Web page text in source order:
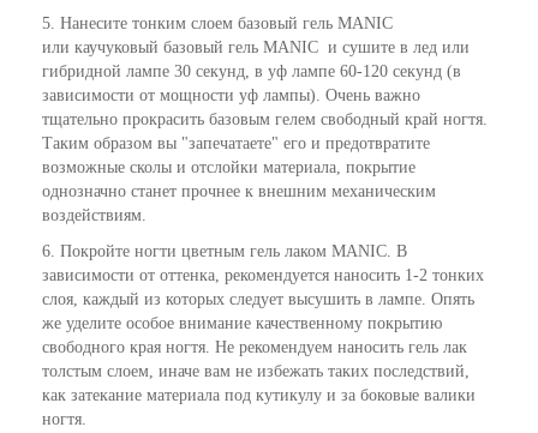
5. Нанесите тонким слоем базовый гель MANIC
или каучуковый базовый гель MANIC и сушите в лед или
гибридной лампе 30 секунд, в уф лампе 60-120 секунд (в
зависимости от мощности уф лампы). Очень важно
тщательно прокрасить базовым гелем свободный край ногтя.
Таким образом вы "запечатаете" его и предотвратите
возможные сколы и отслойки материала, покрытие
однозначно станет прочнее к внешним механическим
воздействиям.
6. Покройте ногти цветным гель лаком MANIC. В
зависимости от оттенка, рекомендуется наносить 1-2 тонких
слоя, каждый из которых следует высушить в лампе. Опять
же уделите особое внимание качественному покрытию
свободного края ногтя. Не рекомендуем наносить гель лак
толстым слоем, иначе вам не избежать таких последствий,
как затекание материала под кутикулу и за боковые валики
ногтя.